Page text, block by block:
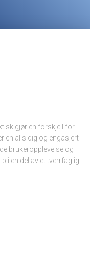
gjør en forskjell for
en allsidig og engasjert
brukeropplevelse og
en del av et tverrfaglig